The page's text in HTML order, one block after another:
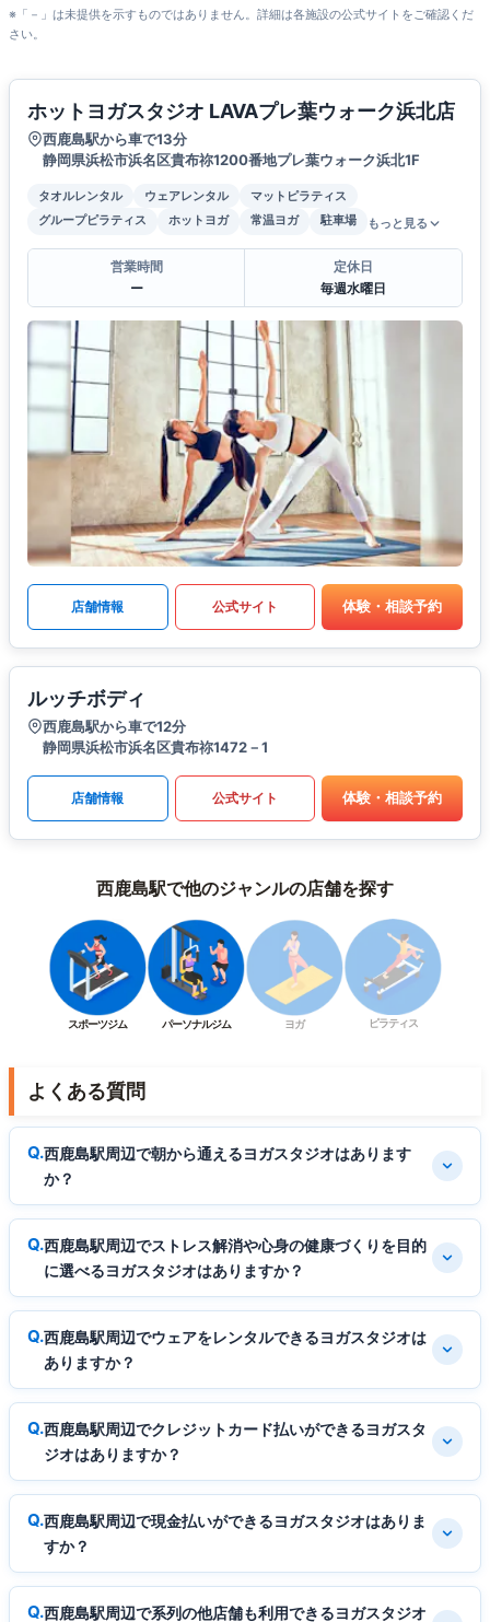
※「－」は未提供を示すものではありません。詳細は各施設の公式サイトをご確認くだ
さい。
ホットヨガスタジオ LAVAプレ葉ウォーク浜北店
西鹿島駅から車で13分
静岡県浜松市浜名区貴布祢1200番地プレ葉ウォーク浜北1F
タオルレンタル ウェアレンタル
マットピラティス
グループピラティス
ホットヨガ 常温ヨガ 駐車場 もっと見る
営業時間
ー
定休日
毎週水曜日
店舗情報 公式サイト 体験・相談予約
ルッチボディ
西鹿島駅から車で12分
静岡県浜松市浜名区貴布祢1472－1
店舗情報 公式サイト 体験・相談予約
西鹿島駅で他のジャンルの店舗を探す
スポーツジム パーソナルジム ヨガ ピラティス
よくある質問
西鹿島駅周辺で朝から通えるヨガスタジオはあります
か？
西鹿島駅周辺でストレス解消や心身の健康づくりを目的
に選べるヨガスタジオはありますか？
西鹿島駅周辺でウェアをレンタルできるヨガスタジオは
ありますか？
西鹿島駅周辺でクレジットカード払いができるヨガスタ
ジオはありますか？
西鹿島駅周辺で現金払いができるヨガスタジオはありま
すか？
西鹿島駅周辺で系列の他店舗も利用できるヨガスタジオ